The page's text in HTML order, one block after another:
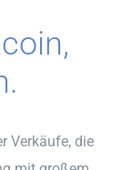
Verkäufe, die